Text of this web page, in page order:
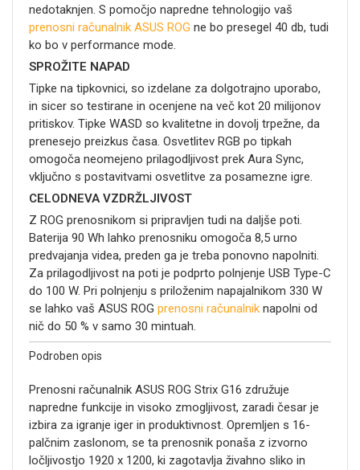
nedotaknjen. S pomočjo napredne tehnologijo vaš
prenosni računalnik ASUS ROG ne bo presegel 40 db, tudi
ko bo v performance mode.
SPROŽITE NAPAD
Tipke na tipkovnici, so izdelane za dolgotrajno uporabo,
in sicer so testirane in ocenjene na več kot 20 milijonov
pritiskov. Tipke WASD so kvalitetne in dovolj trpežne, da
prenesejo preizkus časa. Osvetlitev RGB po tipkah
omogoča neomejeno prilagodljivost prek Aura Sync,
vključno s postavitvami osvetlitve za posamezne igre.
CELODNEVA VZDRŽLJIVOST
Z ROG prenosnikom si pripravljen tudi na daljše poti.
Baterija 90 Wh lahko prenosniku omogoča 8,5 urno
predvajanja videa, preden ga je treba ponovno napolniti.
Za prilagodljivost na poti je podprto polnjenje USB Type-C
do 100 W. Pri polnjenju s priloženim napajalnikom 330 W
se lahko vaš ASUS ROG prenosni računalnik napolni od
nič do 50 % v samo 30 mintuah.
Podroben opis
Prenosni računalnik ASUS ROG Strix G16 združuje
napredne funkcije in visoko zmogljivost, zaradi česar je
izbira za igranje iger in produktivnost. Opremljen s 16-
palčnim zaslonom, se ta prenosnik ponaša z izvorno
ločljivostjo 1920 x 1200, ki zagotavlja živahno sliko in